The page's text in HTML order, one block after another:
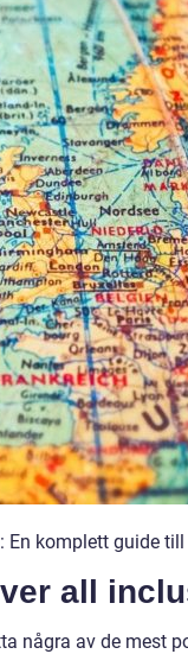
En komplett guide
all
några av de mest